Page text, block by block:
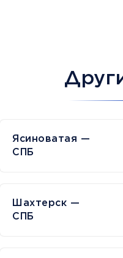
Ясиноватая —
СПБ
Шахтерск —
СПБ